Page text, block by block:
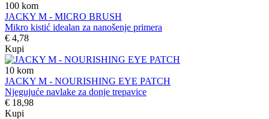
100 kom
JACKY M - MICRO BRUSH
Mikro kistić idealan za nanošenje primera
€ 4,78
Kupi
10 kom
JACKY M - NOURISHING EYE PATCH
Njegujuće navlake za donje trepavice
€ 18,98
Kupi